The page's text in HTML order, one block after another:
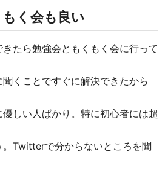
く会も良い
たら勉強会ともくもく会に行って
くことですぐに解決できたから
しい人ばかり。特に初心者には超
Twitterで分からないところを聞